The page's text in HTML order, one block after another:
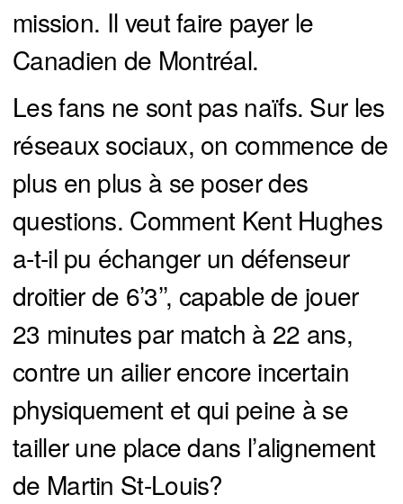
mission. Il veut faire payer le
Canadien de Montréal.
Les fans ne sont pas naïfs. Sur les
réseaux sociaux, on commence de
plus en plus à se poser des
questions. Comment Kent Hughes
a-t-il pu échanger un défenseur
droitier de 6’3’’, capable de jouer
23 minutes par match à 22 ans,
contre un ailier encore incertain
physiquement et qui peine à se
tailler une place dans l’alignement
de Martin St-Louis?